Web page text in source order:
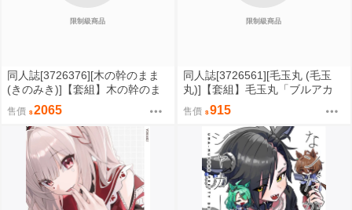
限制級商品
同人誌[3726376][木の幹のまま
(きのみき)]【套組】木の幹のま
ま「ブルアカ本」セット (蔚藍檔
案)
售價 2065
限制級商品
同人誌[3726561][毛玉丸 (毛玉
丸)]【套組】毛玉丸「ブルアカ
本」セット (蔚藍檔案)
售價 915